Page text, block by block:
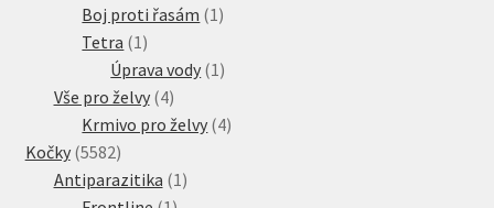
produkty
Boj proti řasám 1 1
Tetra 1 1
produkt
Úprava vody 1 1
Vše pro želvy 44
produkty
Krmivo pro želvy 44
Kočky 55825582
produktů
Antiparazitika 1 1